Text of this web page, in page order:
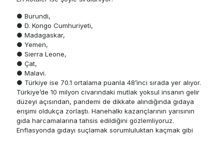
● Burundi,
● D. Kongo Cumhuriyeti,
● Madagaskar,
● Yemen,
● Sierra Leone,
● Çat,
● Malavi.
● Türkiye ise 70.1 ortalama puanla 48’inci sırada yer alıyor.
Türkiye’de 10 milyon civarındaki mutlak yoksul insanın gelir
düzeyi açısından, pandemi de dikkate alındığında gıdaya
erişimi oldukça zorlaştı. Hanehalkı kazançlarının yarısının
gıda harcamalarına tahsis edildiğini gözlemliyoruz.
Enflasyonda gıdayı suçlamak sorumluluktan kaçmak gibi